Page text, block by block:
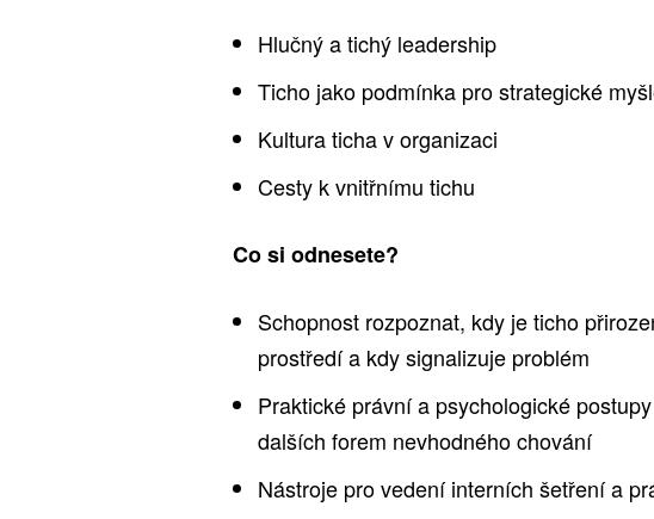
Hlučný a tichý leadership
Ticho jako podmínka pro strategické
Kultura ticha v organizaci
Cesty k vnitřnímu tichu
Co si odnesete?
Schopnost rozpoznat, kdy je ticho
prostředí a kdy signalizuje problém
Praktické právní a psychologické
dalších forem nevhodného chování
Nástroje pro vedení interních šetření a